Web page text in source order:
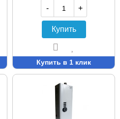
-
+
Купить
Купить в 1 клик